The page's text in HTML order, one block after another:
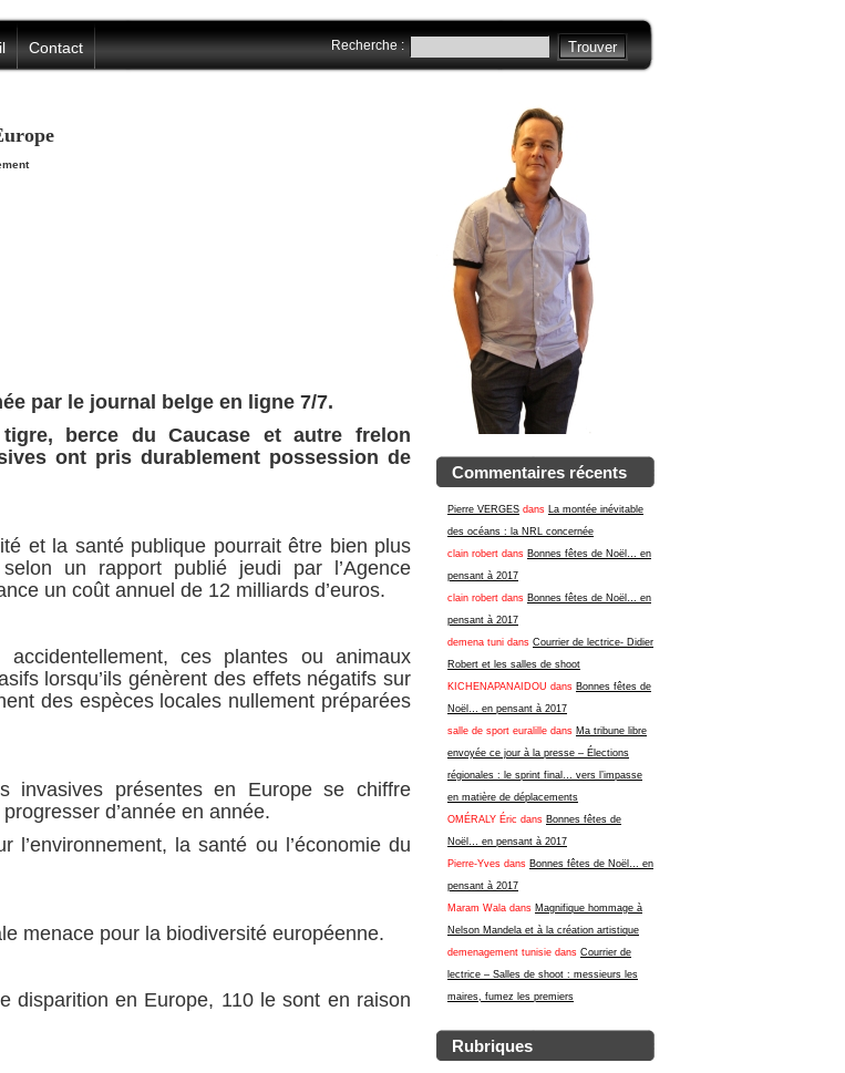
Contact Recherche :
Commentaires récents
Pierre VERGES dans La montée inévitable
des océans : la NRL concernée
clain robert dans Bonnes fêtes de Noël… en
pensant à 2017
clain robert dans Bonnes fêtes de Noël… en
pensant à 2017
demena tuni dans Courrier de lectrice- Didier
Robert et les salles de shoot
KICHENAPANAIDOU dans Bonnes fêtes de
Noël… en pensant à 2017
salle de sport euralille dans Ma tribune libre
envoyée ce jour à la presse – Élections
régionales : le sprint final… vers l’impasse
en matière de déplacements
OMÉRALY Éric dans Bonnes fêtes de
Noël… en pensant à 2017
Pierre-Yves dans Bonnes fêtes de Noël… en
pensant à 2017
Maram Wala dans Magnifique hommage à
Nelson Mandela et à la création artistique
demenagement tunisie dans Courrier de
lectrice – Salles de shoot : messieurs les
maires, fumez les premiers
Rubriques
par le journal belge en ligne 7/7.
berce du Caucase et autre frelon
ont pris durablement possession de
et la santé publique pourrait être bien plus
un rapport publié jeudi par l’Agence
un coût annuel de 12 milliards d’euros.
accidentellement, ces plantes ou animaux
lorsqu’ils génèrent des effets négatifs sur
des espèces locales nullement préparées
invasives présentes en Europe se chiffre
d’année en année.
la santé ou l’économie du
menace pour la biodiversité européenne.
disparition en Europe, 110 le sont en raison